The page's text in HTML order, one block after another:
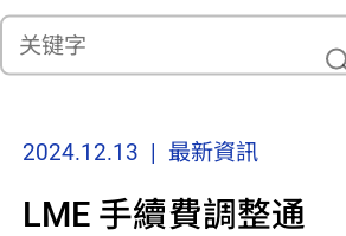
聯繫我們
貨
產
理
險
2024.12.13 | 最新資訊
LME 手續費調整通